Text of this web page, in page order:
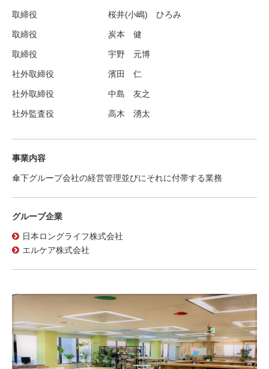
取締役 桜井(小嶋) ひろみ
取締役 炭本 健
取締役 宇野 元博
社外取締役 濱田 仁
社外取締役 中島 友之
社外監査役 高木 湧太
事業内容
傘下グループ会社の経営管理並びにそれに付帯する業務
グループ企業
日本ロングライフ株式会社
エルケア株式会社